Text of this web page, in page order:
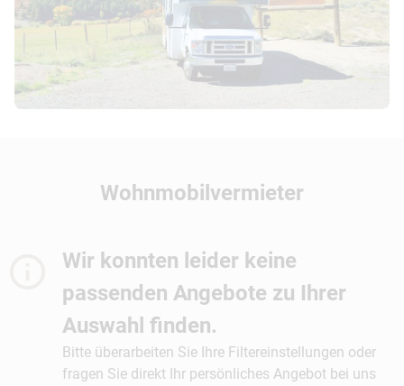
Wohnmobilvermieter
Wir konnten leider keine
passenden Angebote zu Ihrer
Auswahl finden.
Bitte überarbeiten Sie Ihre Filtereinstellungen oder
fragen Sie direkt Ihr persönliches Angebot bei uns